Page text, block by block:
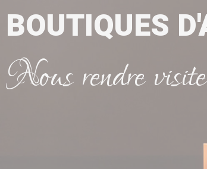
BOUTIQUES
Nous rendre visite